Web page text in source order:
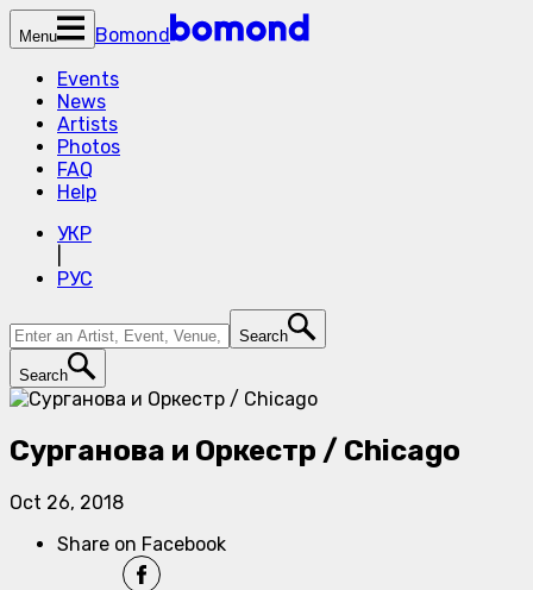
Menu
Bomond
Events
News
Artists
Photos
FAQ
Help
УКР
РУС
Search
Search
Сурганова и Оркестр / Chicago
Oct 26, 2018
Share on Facebook